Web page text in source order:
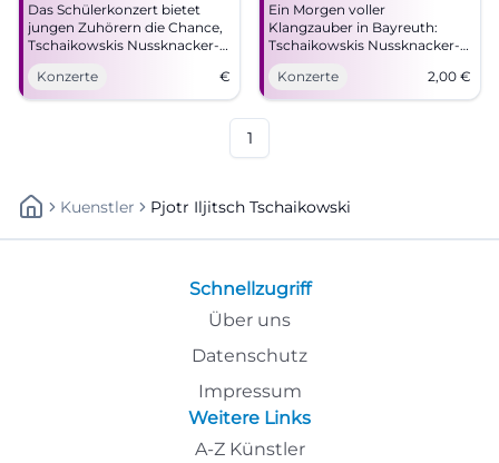
Das Schülerkonzert bietet
jungen Zuhörern die Chance,
Tschaikowskis Nussknacker-
Suite in der Kulturbühne
Reichshof kennenzulernen.
Eintritt frei.
Konzerte €
Ein Morgen voller
Klangzauber in Bayreuth:
Tschaikowskis Nussknacker-
Suite trifft auf junge
Entdecker und große Live-
Atmosphäre. 18.06.2026, 2 €.
Konzerte 2,00 €
1
Kuenstler Pjotr Iljitsch Tschaikowski
Schnellzugriff
Über uns
Datenschutz
Impressum
Weitere Links
A-Z Künstler